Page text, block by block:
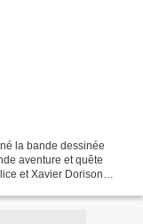
la bande dessinée
aventure et quête
et Xavier Dorison